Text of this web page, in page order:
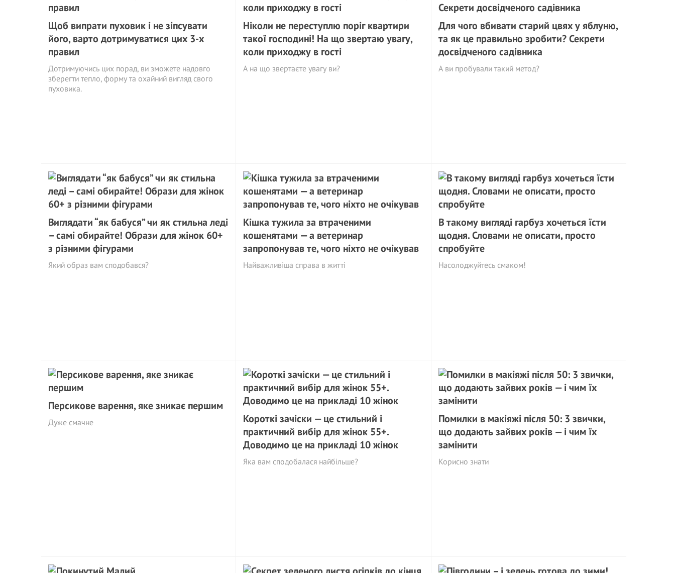
Щоб випрати пуховик і не зіпсувати
його, варто дотримуватися цих 3-х
правил
Дотримуючись цих порад, ви зможете надовго
зберегти тепло, форму та охайний вигляд свого
пуховика.
Ніколи не переступлю поріг квартири
такої господині! На що звертаю увагу,
коли приходжу в гості
А на що звертаєте увагу ви?
Для чого вбивати старий цвях у яблуню,
та як це правильно зробити? Секрети
досвідченого садівника
А ви пробували такий метод?
Виглядати “як бабуся” чи як стильна леді
– самі обирайте! Образи для жінок 60+
з різними фігурами
Який образ вам сподобався?
Кішка тужила за втраченими
кошенятами — а ветеринар
запропонував те, чого ніхто не очікував
Найважливіша справа в житті
В такому вигляді гарбуз хочеться їсти
щодня. Словами не описати, просто
спробуйте
Насолоджуйтесь смаком!
Персикове варення, яке зникає першим
Дуже смачне
Короткі зачіски — це стильний і
практичний вибір для жінок 55+.
Доводимо це на прикладі 10 жінок
Яка вам сподобалася найбільше?
Помилки в макіяжі після 50: 3 звички,
що додають зайвих років — і чим їх
замінити
Корисно знати